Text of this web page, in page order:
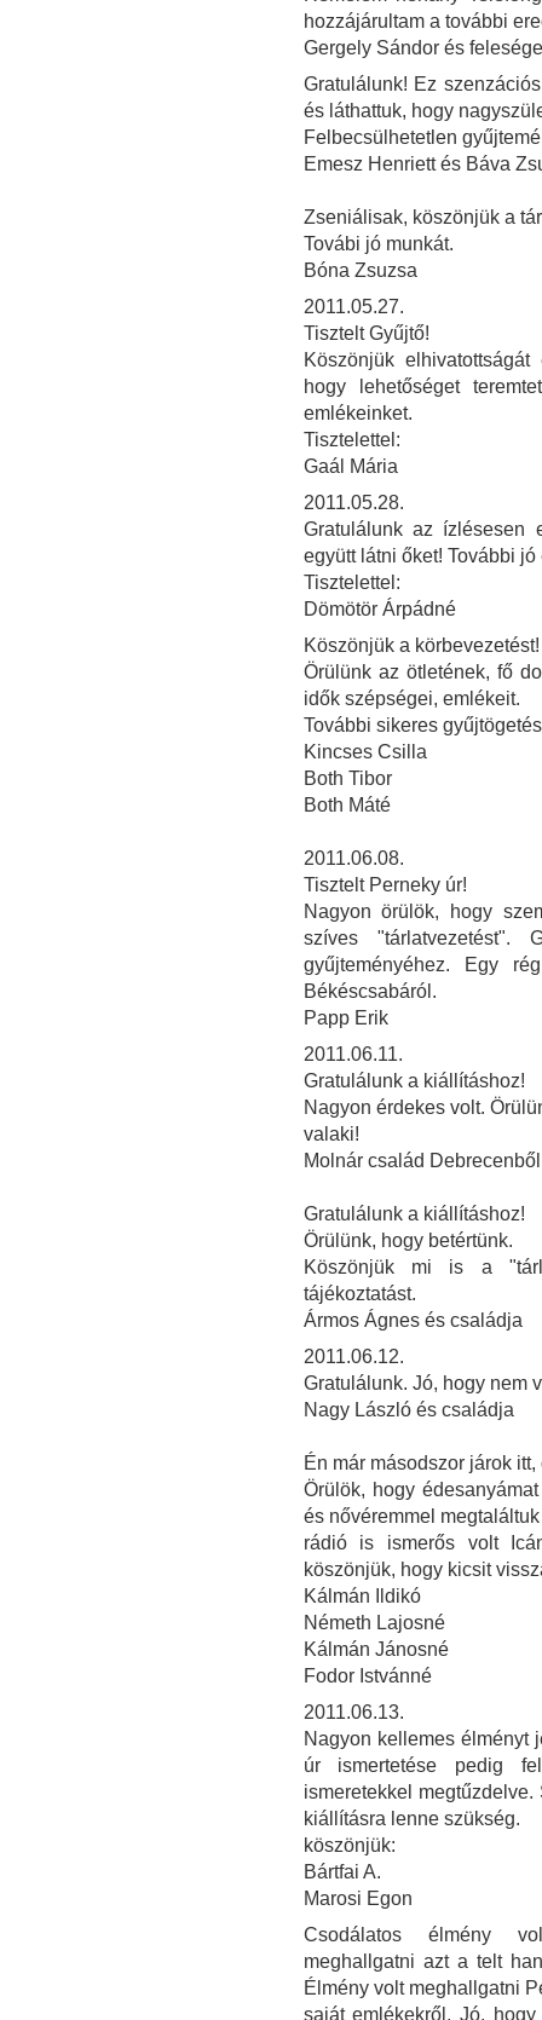
hozzájárultam a további
Gergely Sándor és felesége
Gratulálunk! Ez
és láthattuk, hogy
Felbecsülhetetlen
Emesz Henriett és Báva
Zseniálisak, köszönjük a
Továbi jó munkát.
Bóna Zsuzsa
2011.05.27.
Tisztelt Gyűjtő!
Köszönjük
hogy lehetőséget
emlékeinket.
Tisztelettel:
Gaál Mária
2011.05.28.
Gratulálunk az ízlésesen
együtt látni őket! További
Tisztelettel:
Dömötör Árpádné
Köszönjük a körbevezetést!
Örülünk az ötletének, fő
idők szépségei, emlékeit.
További sikeres
Kincses Csilla
Both Tibor
Both Máté
2011.06.08.
Tisztelt Perneky úr!
Nagyon örülök, hogy
szíves "tárlatvezetést".
gyűjteményéhez. Egy
Békéscsabáról.
Papp Erik
2011.06.11.
Gratulálunk a kiállításhoz!
Nagyon érdekes volt.
valaki!
Molnár család Debrecenből
Gratulálunk a kiállításhoz!
Örülünk, hogy betértünk.
Köszönjük mi is a
tájékoztatást.
Ármos Ágnes és családja
2011.06.12.
Gratulálunk. Jó, hogy nem
Nagy László és családja
Én már másodszor járok
Örülök, hogy
és nővéremmel
rádió is ismerős volt
köszönjük, hogy kicsit
Kálmán Ildikó
Németh Lajosné
Kálmán Jánosné
Fodor Istvánné
2011.06.13.
Nagyon kellemes élményt
úr ismertetése pedig
ismeretekkel
kiállításra lenne szükség.
köszönjük:
Bártfai A.
Marosi Egon
Csodálatos élmény
meghallgatni azt a telt
Élmény volt meghallgatni
saját emlékekről. Jó,